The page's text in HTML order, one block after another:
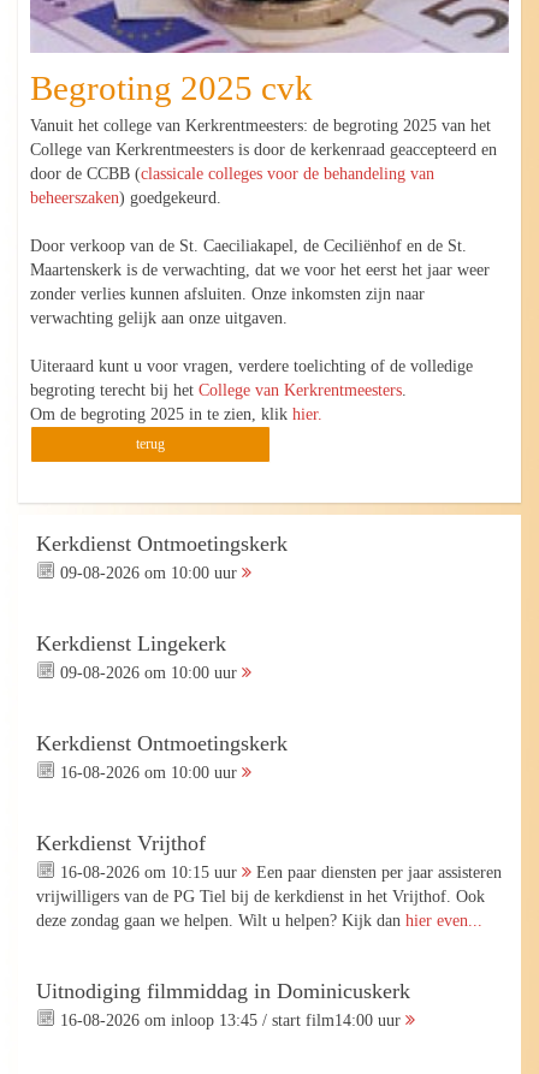
Begroting 2025 cvk
Vanuit het college van Kerkrentmeesters: de begroting 2025 van het
College van Kerkrentmeesters is door de kerkenraad geaccepteerd en
door de CCBB (classicale colleges voor de behandeling van
beheerszaken) goedgekeurd.
Door verkoop van de St. Caeciliakapel, de Ceciliënhof en de St.
Maartenskerk is de verwachting, dat we voor het eerst het jaar weer
zonder verlies kunnen afsluiten. Onze inkomsten zijn naar
verwachting gelijk aan onze uitgaven.
Uiteraard kunt u voor vragen, verdere toelichting of de volledige
begroting terecht bij hetCollege van Kerkrentmeesters.
Om de begroting 2025 in te zien, klikhier.
terug
Kerkdienst Ontmoetingskerk
09-08-2026 om 10:00 uur
Kerkdienst Lingekerk
09-08-2026 om 10:00 uur
Kerkdienst Ontmoetingskerk
16-08-2026 om 10:00 uur
Kerkdienst Vrijthof
16-08-2026 om 10:15 uur
Een paar diensten per jaar assisteren
vrijwilligers van de PG Tiel bij de kerkdienst in het Vrijthof. Ook
deze zondag gaan we helpen. Wilt u helpen? Kijk dan hier even...
Uitnodiging filmmiddag in Dominicuskerk
16-08-2026 om inloop 13:45 / start film14:00 uur